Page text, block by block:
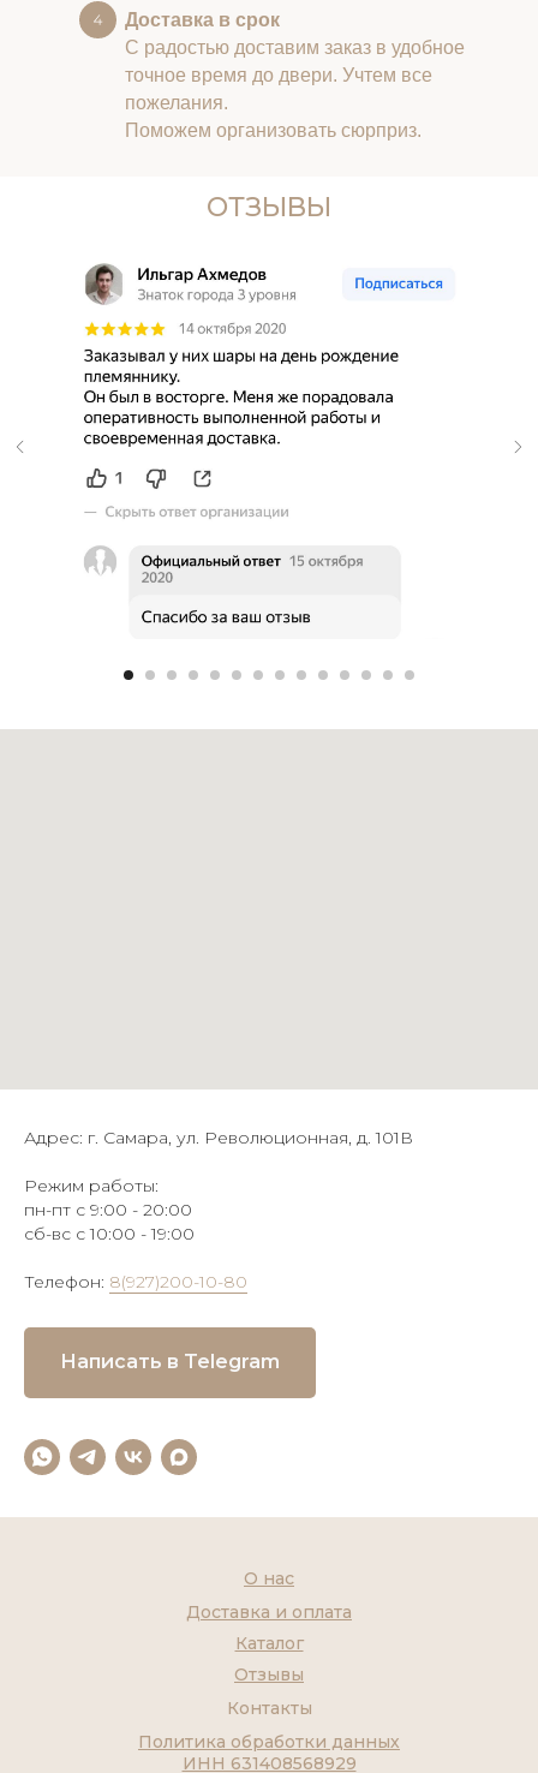
Доставка в срок
С радостью доставим заказ в удобное
точное время до двери. Учтем все
пожелания.
Поможем организовать сюрприз.
ОТЗЫВЫ
Адрес: г. Самара, ул. Революционная, д. 101В
Режим работы:
пн-пт с 9:00 - 20:00
сб-вс с 10:00 - 19:00
Телефон: 8(927)200-10-80
Написать в Telegram
Контакты
Каталог
О нас
Доставка и оплата
Отзывы
Политика обработки данных
ИНН 631408568929